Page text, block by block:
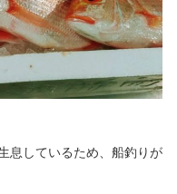
息しているため、船釣りが